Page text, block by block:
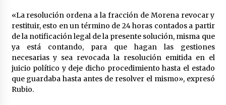
las Mujeres, anuncia Sheinbaum
2 meses atrás
Sheinbaum descarta reunión entre CNTE y
Segob: «ya dimos nuestras propuestas»
2 meses atrás
«La resolución ordena a la fracción de Morena revocar y
restituir, esto en un término de 24 horas contados a partir
de la notificación legal de la presente solución, misma que
ya está contando, para que hagan las gestiones
necesarias y sea revocada la resolución emitida en el
juicio político y deje dicho procedimiento hasta el estado
que guardaba hasta antes de resolver el mismo», expresó
Rubio.